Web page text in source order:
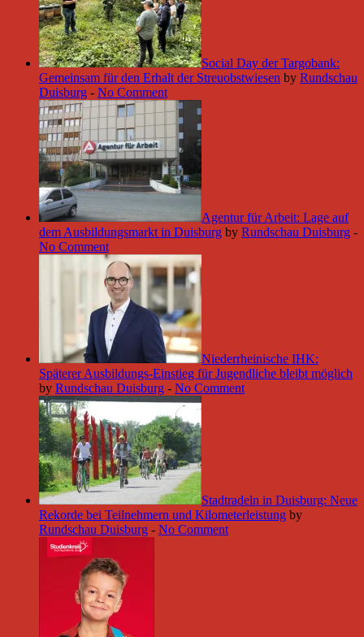
Social Day der Targobank:
Gemeinsam für den Erhalt der Streuobstwiesen by Rundschau
Duisburg - No Comment
Agentur für Arbeit: Lage auf
dem Ausbildungsmarkt in Duisburg by Rundschau Duisburg -
No Comment
Niederrheinische IHK:
Späterer Ausbildungs-Einstieg für Jugendliche bleibt möglich
by Rundschau Duisburg - No Comment
Stadtradeln in Duisburg: Neue
Rekorde bei Teilnehmern und Kilometerleistung by
Rundschau Duisburg - No Comment